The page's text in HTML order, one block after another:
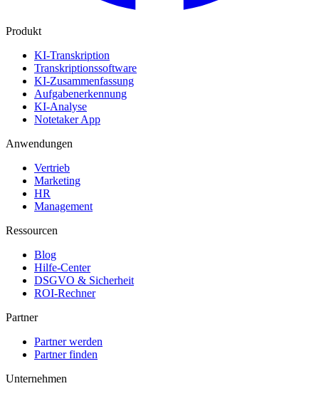
Produkt
KI-Transkription
Transkriptionssoftware
KI-Zusammenfassung
Aufgabenerkennung
KI-Analyse
Notetaker App
Anwendungen
Vertrieb
Marketing
HR
Management
Ressourcen
Blog
Hilfe-Center
DSGVO & Sicherheit
ROI-Rechner
Partner
Partner werden
Partner finden
Unternehmen